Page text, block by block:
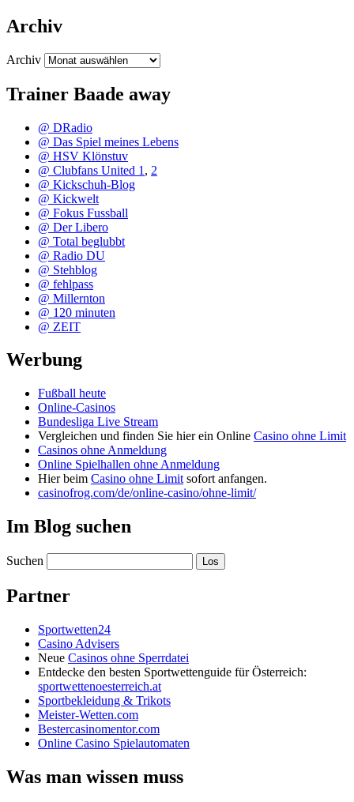
Archiv
Archiv
Trainer Baade away
@ DRadio
@ Das Spiel meines Lebens
@ HSV Klönstuv
@ Clubfans United 1 , 2
@ Kickschuh-Blog
@ Kickwelt
@ Fokus Fussball
@ Der Libero
@ Total beglubbt
@ Radio DU
@ Stehblog
@ fehlpass
@ Millernton
@ 120 minuten
@ ZEIT
Werbung
Fußball heute
Online-Casinos
Bundesliga Live Stream
Vergleichen und finden Sie hier ein Online Casino ohne Limit
Casinos ohne Anmeldung
Online Spielhallen ohne Anmeldung
Hier beim Casino ohne Limit sofort anfangen.
casinofrog.com/de/online-casino/ohne-limit/
Im Blog suchen
Suchen
Partner
Sportwetten24
Casino Advisers
Neue Casinos ohne Sperrdatei
Entdecke den besten Sportwettenguide für Österreich:
sportwettenoesterreich.at
Sportbekleidung & Trikots
Meister-Wetten.com
Bestercasinomentor.com
Online Casino Spielautomaten
Was man wissen muss